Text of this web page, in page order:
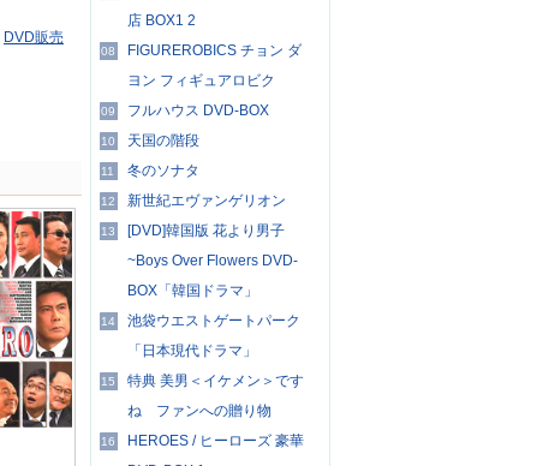
DVD販売
店 BOX1 2
08
FIGUREROBICS チョン ダ
ヨン フィギュアロビク
09 フルハウス DVD-BOX
10 天国の階段
11 冬のソナタ
12 新世紀エヴァンゲリオン
13
[DVD]韓国版 花より男子
~Boys Over Flowers DVD-
BOX「韓国ドラマ」
14
池袋ウエストゲートパーク
「日本現代ドラマ」
15
特典 美男＜イケメン＞です
ね ファンへの贈り物
16
HEROES / ヒーローズ 豪華